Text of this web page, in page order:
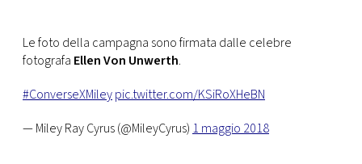
Le foto della campagna sono firmata dalle celebre
fotografa Ellen Von Unwerth.
#ConverseXMileypic.twitter.com/KSiRoXHeBN
— Miley Ray Cyrus (@MileyCyrus) 1 maggio 2018